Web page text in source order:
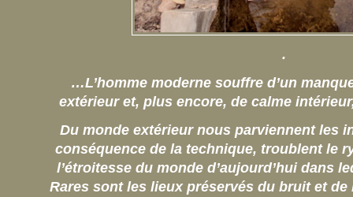
.
…L’homme moderne souffre d’un
extérieur et, plus encore, de calme
Du monde extérieur nous parviennent les
conséquence de la technique, troublent le
l’étroitesse du monde d’aujourd’hui dans
Rares sont les lieux préservés du bruit et de